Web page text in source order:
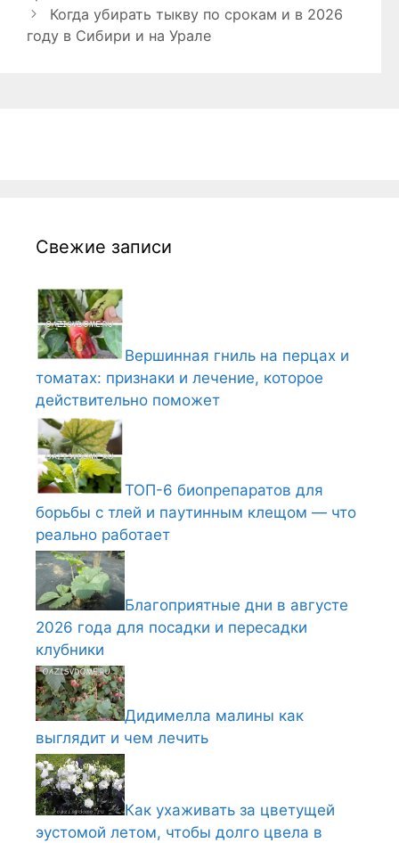
Когда убирать тыкву по срокам и в 2026
году в Сибири и на Урале
Свежие записи
Вершинная гниль на перцах и
томатах: признаки и лечение, которое
действительно поможет
ТОП-6 биопрепаратов для
борьбы с тлей и паутинным клещом — что
реально работает
Благоприятные дни в августе
2026 года для посадки и пересадки
клубники
Дидимелла малины как
выглядит и чем лечить
Как ухаживать за цветущей
эустомой летом, чтобы долго цвела в